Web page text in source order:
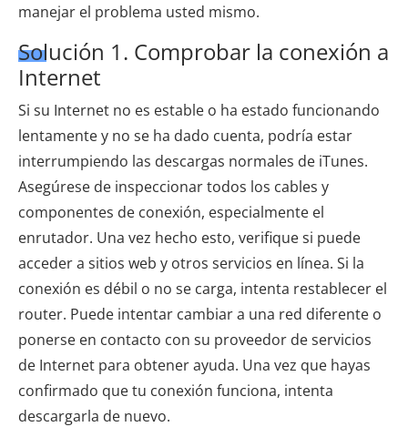
manejar el problema usted mismo.
Solución 1. Comprobar la conexión a
Internet
Si su Internet no es estable o ha estado funcionando
lentamente y no se ha dado cuenta, podría estar
interrumpiendo las descargas normales de iTunes.
Asegúrese de inspeccionar todos los cables y
componentes de conexión, especialmente el
enrutador. Una vez hecho esto, verifique si puede
acceder a sitios web y otros servicios en línea. Si la
conexión es débil o no se carga, intenta restablecer el
router. Puede intentar cambiar a una red diferente o
ponerse en contacto con su proveedor de servicios
de Internet para obtener ayuda. Una vez que hayas
confirmado que tu conexión funciona, intenta
descargarla de nuevo.